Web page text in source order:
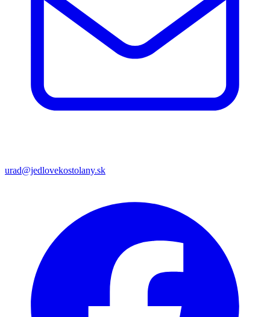
urad@jedlovekostolany.sk